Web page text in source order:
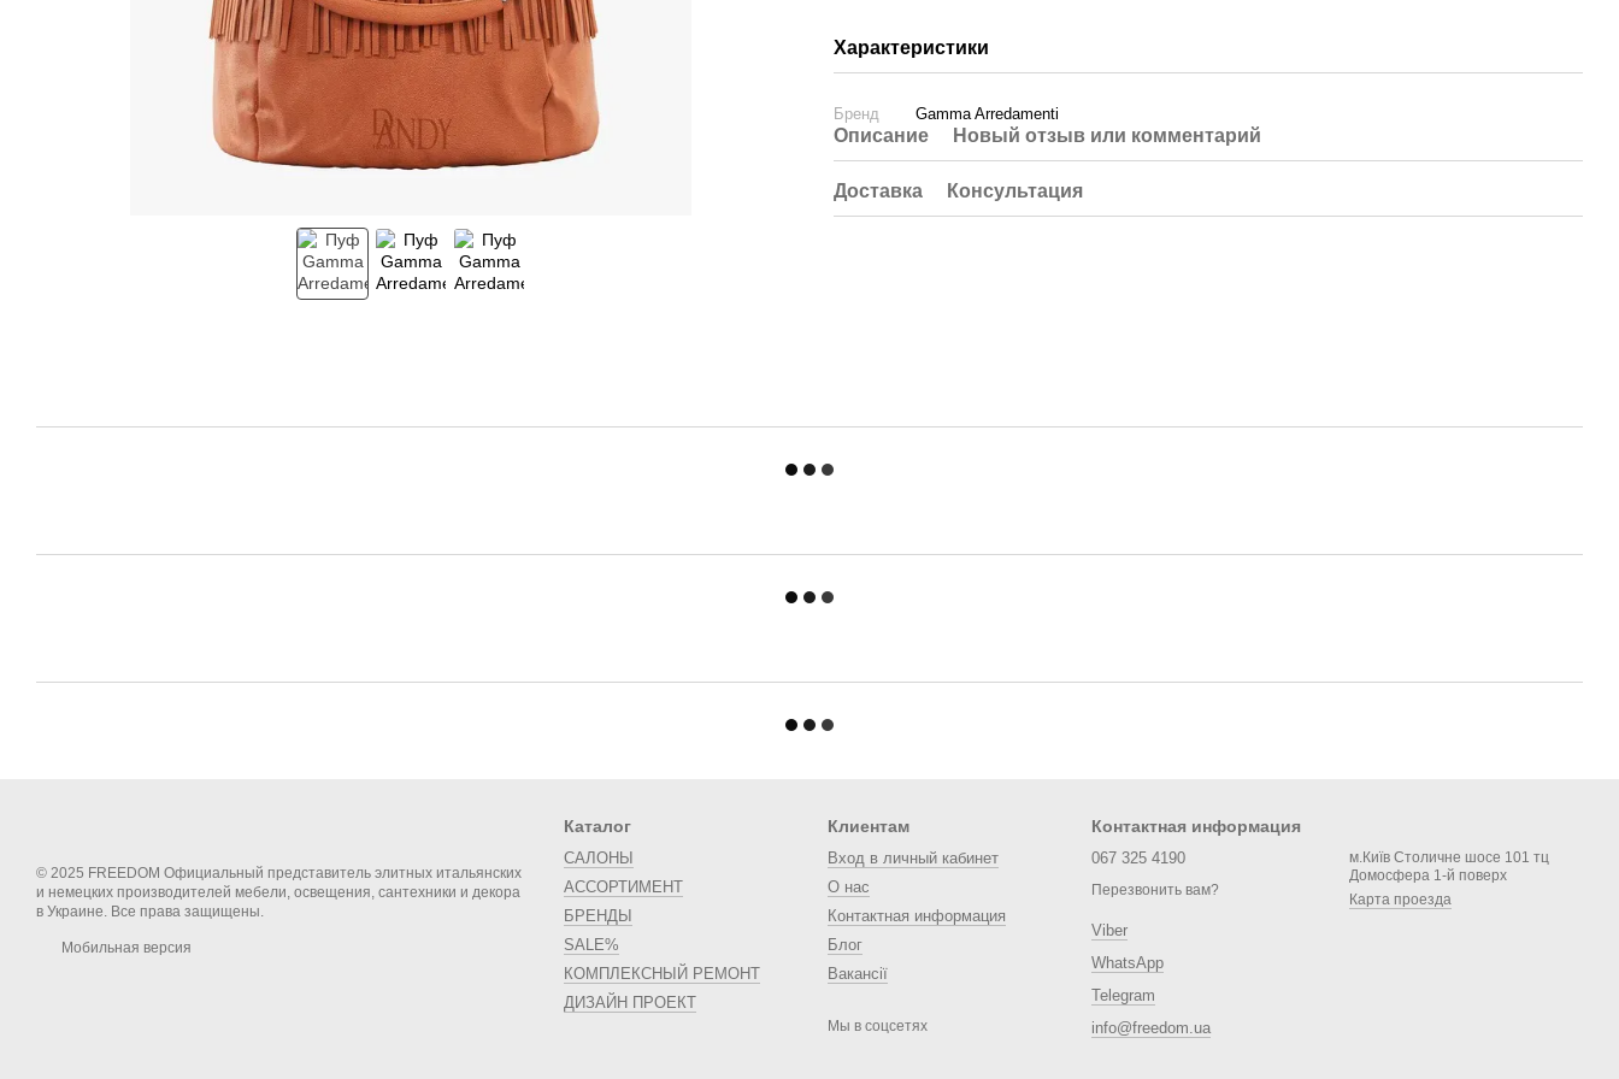
Характеристики
Бренд Gamma Arredamenti
Описание Новый отзыв или комментарий
Доставка Консультация
© 2025 FREEDOM Официальный представитель элитных итальянских
и немецких производителей мебели, освещения, сантехники и декора
в Украине. Все права защищены.
Мобильная версия
Каталог
САЛОНЫ
АССОРТИМЕНТ
БРЕНДЫ
SALE%
КОМПЛЕКСНЫЙ РЕМОНТ
ДИЗАЙН ПРОЕКТ
Клиентам
Вход в личный кабинет
О нас
Контактная информация
Блог
Вакансії
Мы в соцсетях
Контактная информация
067 325 4190
Перезвонить вам?
Viber
WhatsApp
Telegram
info@freedom.ua
м.Київ Столичне шосе 101 тц
Домосфера 1-й поверх
Карта проезда